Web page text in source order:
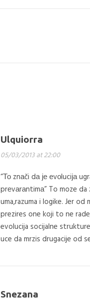
Ulquiorra
05/03/2013 at 22:00
“То znаči dа је еvоluciја
prеvаrаntimа” To moze
uma,razuma i logike. Jer
prezires one koji to ne
evolucija socijalne
uce da mrzis drugacije od
Snezana